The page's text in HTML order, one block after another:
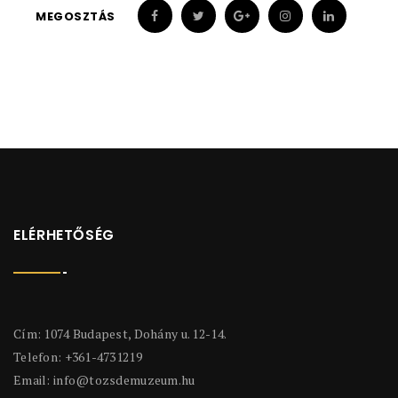
MEGOSZTÁS
ELÉRHETŐSÉG
Cím: 1074 Budapest, Dohány u. 12-14.
Telefon: +361-4731219
Email: info@tozsdemuzeum.hu